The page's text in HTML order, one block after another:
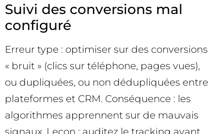
Suivi des conversions mal
configuré
Erreur type : optimiser sur des conversions
« bruit » (clics sur téléphone, pages vues),
ou dupliquées, ou non dédupliquées entre
plateformes et CRM. Conséquence : les
algorithmes apprennent sur de mauvais
signaux. Leçon : auditez le tracking avant